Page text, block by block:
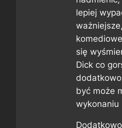
lepiej
się
Dick co
być może
wykonaniu